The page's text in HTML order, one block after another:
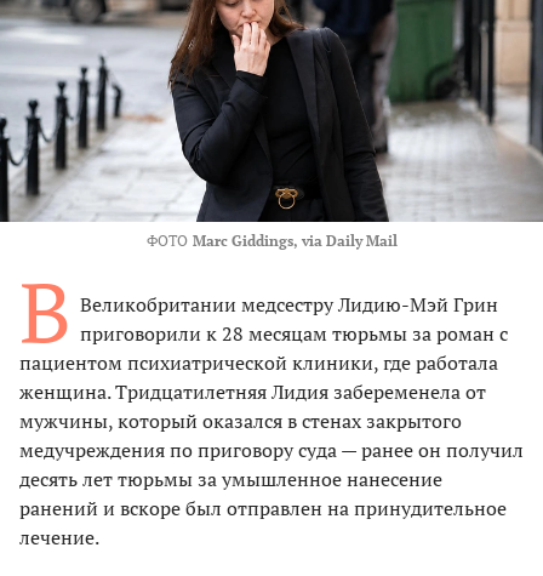
ФОТО Marc Giddings, via Daily Mail
В Великобритании медсестру Лидию-Мэй Грин
приговорили к 28 месяцам тюрьмы за роман с
пациентом психиатрической клиники, где работала
женщина. Тридцатилетняя Лидия забеременела от
мужчины, который оказался в стенах закрытого
медучреждения по приговору суда — ранее он получил
десять лет тюрьмы за умышленное нанесение
ранений и вскоре был отправлен на принудительное
лечение.